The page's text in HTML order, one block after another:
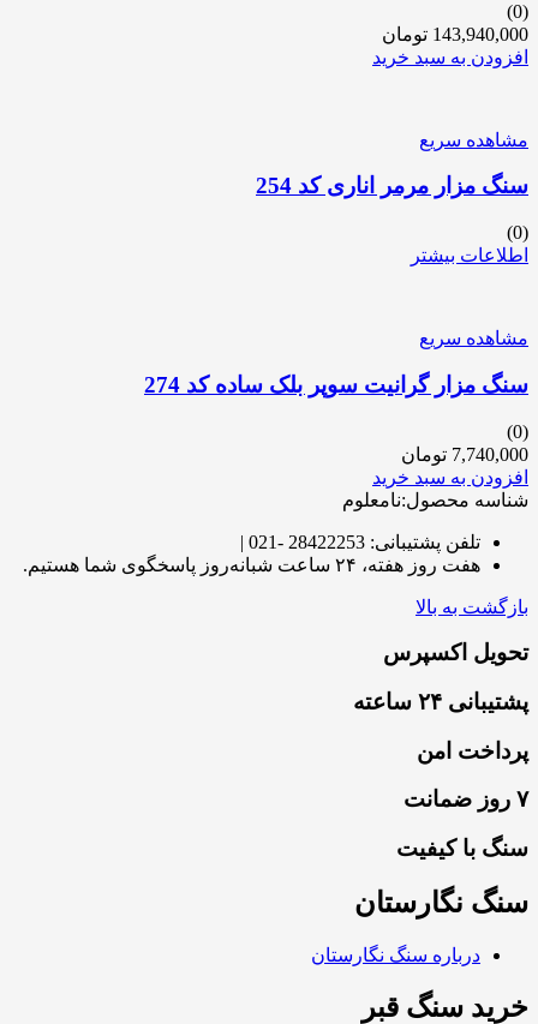
(0)
143,940,000 تومان
افزودن به سبد خرید
مشاهده سریع
سنگ مزار مرمر اناری کد 254
(0)
اطلاعات بیشتر
مشاهده سریع
سنگ مزار گرانیت سوپر بلک ساده کد 274
(0)
7,740,000 تومان
افزودن به سبد خرید
شناسه محصول:نامعلوم
تلفن پشتیبانی: 28422253 -021 |
هفت روز هفته، ۲۴ ساعت شبانه‌روز پاسخگوی شما هستیم.
بازگشت به بالا
تحویل اکسپرس
پشتیبانی ۲۴ ساعته
پرداخت امن
۷ روز ضمانت
سنگ با کیفیت
سنگ نگارستان
درباره سنگ نگارستان
خرید سنگ قبر